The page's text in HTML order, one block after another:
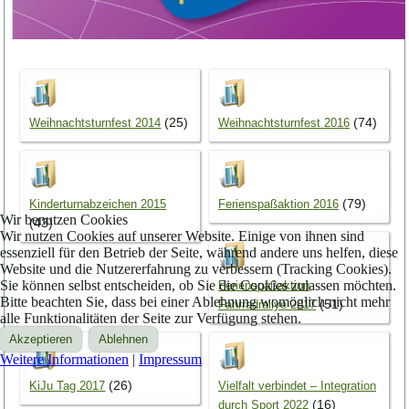
Weihnachtsturnfest 2014 (25) Weihnachtsturnfest 2016 (74)
Kinderturnabzeichen 2015
(43)
Ferienspaßaktion 2016 (79)
Ferienspaßaktion
Fahrradrallye 2017 (51)
KiJu Tag 2017 (26)
Vielfalt verbindet – Integration
durch Sport 2022 (16)
Wir benutzen Cookies
Wir nutzen Cookies auf unserer Website. Einige von ihnen sind
essenziell für den Betrieb der Seite, während andere uns helfen, diese
Website und die Nutzererfahrung zu verbessern (Tracking Cookies).
Sie können selbst entscheiden, ob Sie die Cookies zulassen möchten.
Bitte beachten Sie, dass bei einer Ablehnung womöglich nicht mehr
alle Funktionalitäten der Seite zur Verfügung stehen.
Akzeptieren Ablehnen
Weitere Informationen | Impressum